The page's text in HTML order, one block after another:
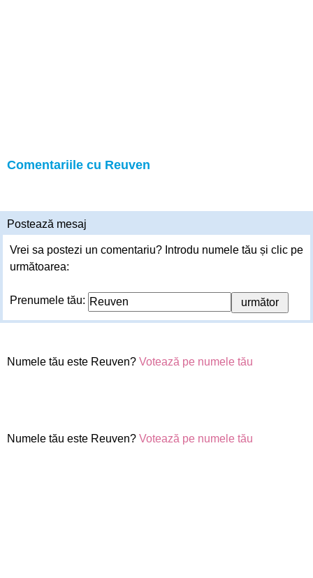
Comentariile cu Reuven
Postează mesaj
Vrei sa postezi un comentariu? Introdu numele tău și clic pe
următoarea:
Prenumele tău:
Numele tău este Reuven? Votează pe numele tău
Numele tău este Reuven? Votează pe numele tău